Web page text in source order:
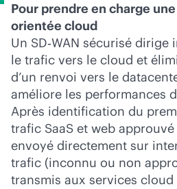
Pour prendre en charge
orientée cloud
Un SD‑WAN sécurisé
le trafic vers le cloud et
d’un renvoi vers le
améliore les performances
Après identification du
trafic SaaS et web
envoyé directement sur
trafic (inconnu ou non
transmis aux services cloud